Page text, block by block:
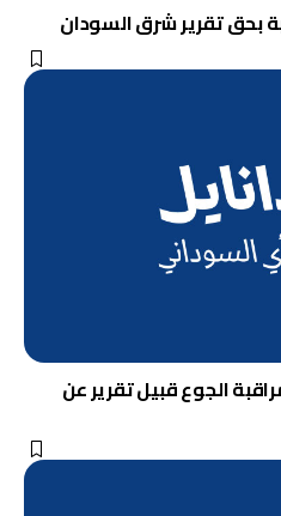
بحق تقرير شرق السودان
الجوع قبيل تقرير عن